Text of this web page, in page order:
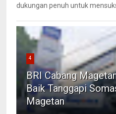
dukungan penuh untuk
4
BRI Cabang
Baik Tanggapi
Magetan